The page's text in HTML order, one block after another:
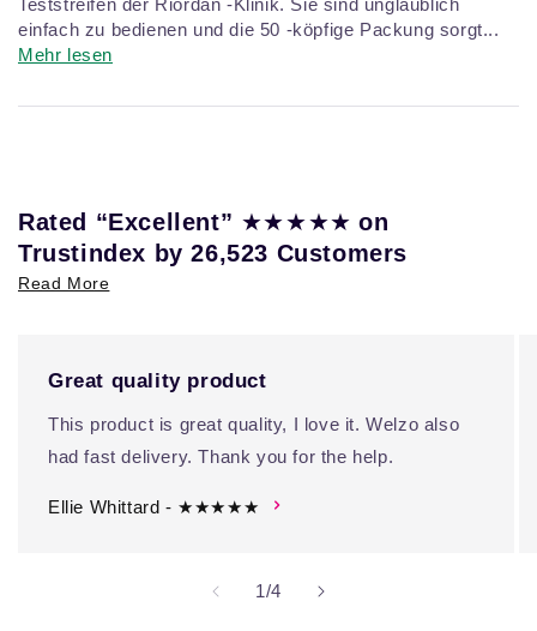
einfach zu bedienen und die 50 -köpfige Packung sorgt...
Mehr lesen
Rated “Excellent” ★★★★★on
Trustindex by 26,523 Customers
Read More
Great quality product
This product is great quality, I love it. Welzo also
had fast delivery. Thank you for the help.
Ellie Whittard - ★★★★★
1/von
4